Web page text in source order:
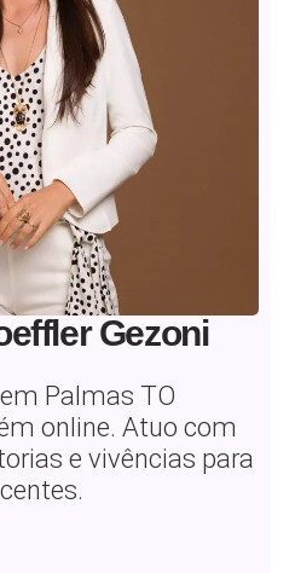
Gezoni
Palmas TO
online. Atuo com
e vivências para